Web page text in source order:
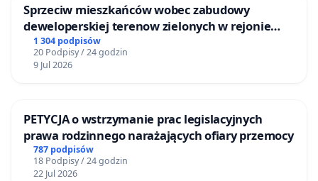
Sprzeciw mieszkańców wobec zabudowy
deweloperskiej terenow zielonych w rejonie
Bulwarów Straceńskich w Bielsku-Białej
1 304 podpisów
20 Podpisy / 24 godzin
9 Jul 2026
PETYCJA o wstrzymanie prac legislacyjnych
prawa rodzinnego narażających ofiary przemocy
787 podpisów
18 Podpisy / 24 godzin
22 Jul 2026